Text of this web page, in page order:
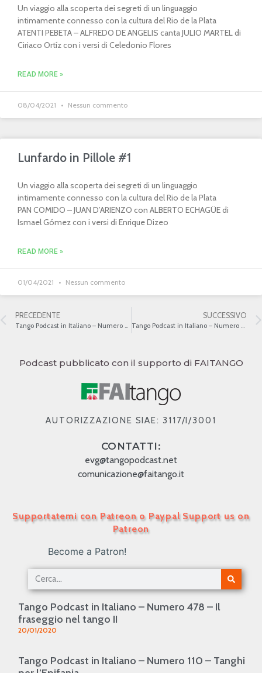
Un viaggio alla scoperta dei segreti di un linguaggio
intimamente connesso con la cultura del Rio de la Plata
ATENTI PEBETA – ALFREDO DE ANGELIS canta JULIO MARTEL di
Ciriaco Ortíz con i versi di Celedonio Flores
READ MORE »
08/04/2021 Nessun commento
Lunfardo in Pillole #1
Un viaggio alla scoperta dei segreti di un linguaggio
intimamente connesso con la cultura del Rio de la Plata
PAN COMIDO – JUAN D’ARIENZO con ALBERTO ECHAGÜE di
Ismael Gómez con i versi di Enrique Dizeo
READ MORE »
01/04/2021 Nessun commento
PRECEDENTE SUCCESSIVO
Podcast pubblicato con il supporto di FAITANGO
AUTORIZZAZIONE SIAE: 3117/I/3001
CONTATTI:
evg@tangopodcast.net
comunicazione@faitango.it
Supportatemi con Patreon o Paypal Support us on
Patreon
Become a Patron!
Tango Podcast in Italiano – Numero 478 – Il
fraseggio nel tango II
20/01/2020
Tango Podcast in Italiano – Numero 110 – Tanghi